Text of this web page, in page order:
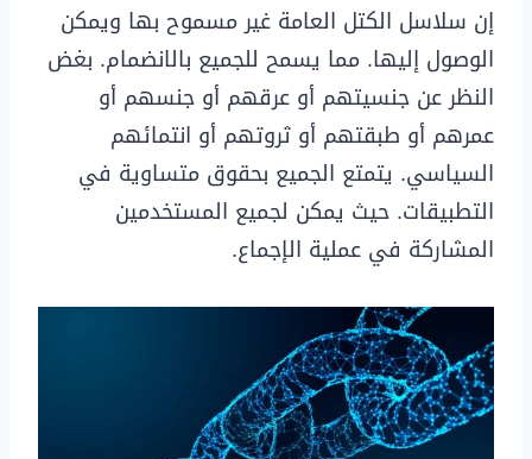
إن سلاسل الكتل العامة غير مسموح بها ويمكن
الوصول إليها. مما يسمح للجميع بالانضمام. بغض
النظر عن جنسيتهم أو عرقهم أو جنسهم أو
عمرهم أو طبقتهم أو ثروتهم أو انتمائهم
السياسي. يتمتع الجميع بحقوق متساوية في
التطبيقات. حيث يمكن لجميع المستخدمين
المشاركة في عملية الإجماع.